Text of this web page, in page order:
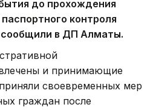
до прохождения
контроля
в ДП Алматы.
и принимающие
своевременных мер
граждан после